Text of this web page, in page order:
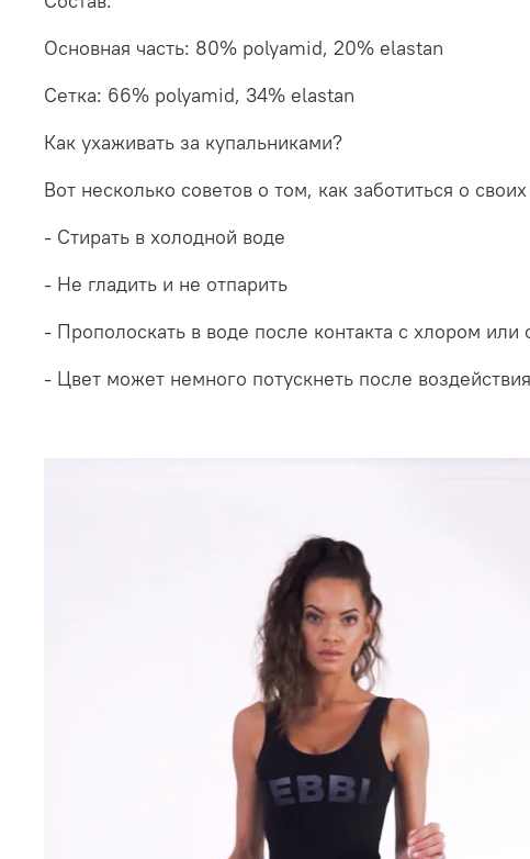
Основная часть: 80% polyamid, 20% elastan
Сетка: 66% polyamid, 34% elastan
Как ухаживать за купальниками?
Вот несколько советов о том, как заботиться о
- Стирать в холодной воде
- Не гладить и не отпарить
- Прополоскать в воде после контакта с хлором или
- Цвет может немного потускнеть после